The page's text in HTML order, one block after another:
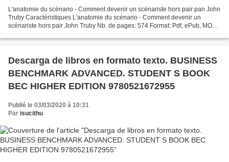
L'anatomie du scénario - Comment devenir un scénariste hors pair pan John
Truby Caractéristiques L'anatomie du scénario - Comment devenir un
scénariste hors pair John Truby Nb. de pages: 574 Format: Pdf, ePub, MOBI,
Descarga de libros en formato texto. BUSINESS
BENCHMARK ADVANCED. STUDENT S BOOK
BEC HIGHER EDITION 9780521672955
Publié le 03/03/2020 à 10:31
Par isucithu